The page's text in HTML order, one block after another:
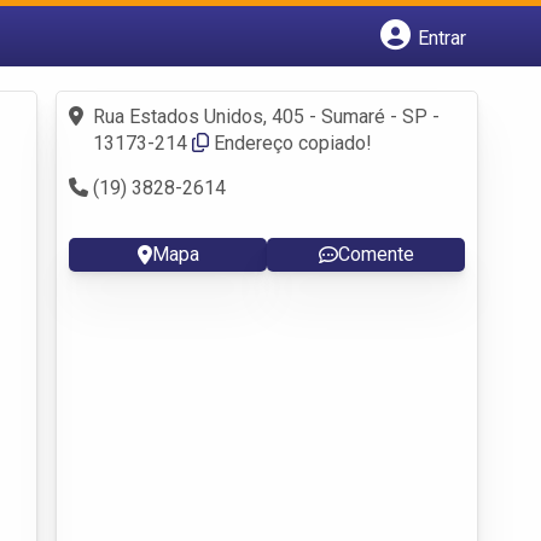
Entrar
Fazer login
Criar conta
Rua Estados Unidos, 405 - Sumaré - SP -
13173-214
Endereço copiado!
(19) 3828-2614
Mapa Comente